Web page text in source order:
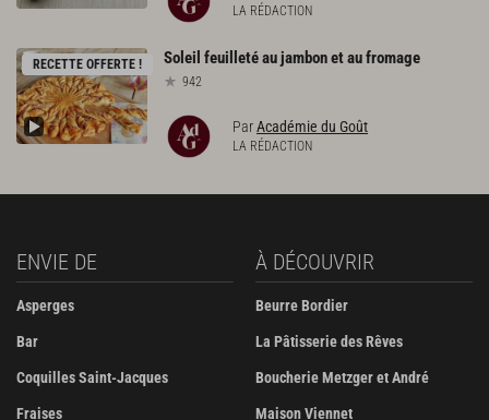
LA RÉDACTION
RECETTE OFFERTE ! Soleil feuilletéaujambonetaufromage
942
ParAcadémie du Goût
LA RÉDACTION
ENVIE DE
Asperges
Bar
Coquilles Saint-Jacques
Fraises
À DÉCOUVRIR
Beurre Bordier
La Pâtisserie des Rêves
Boucherie Metzger et André
Maison Viennet